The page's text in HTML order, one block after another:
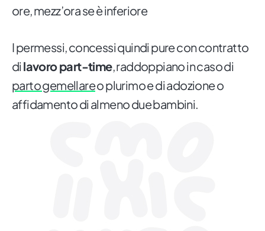
ore, mezz’ora se è inferiore
I permessi, concessi quindi pure con contratto
di lavoro part-time, raddoppiano in caso di
parto gemellareo plurimo e di adozione o
affidamento di almeno due bambini.